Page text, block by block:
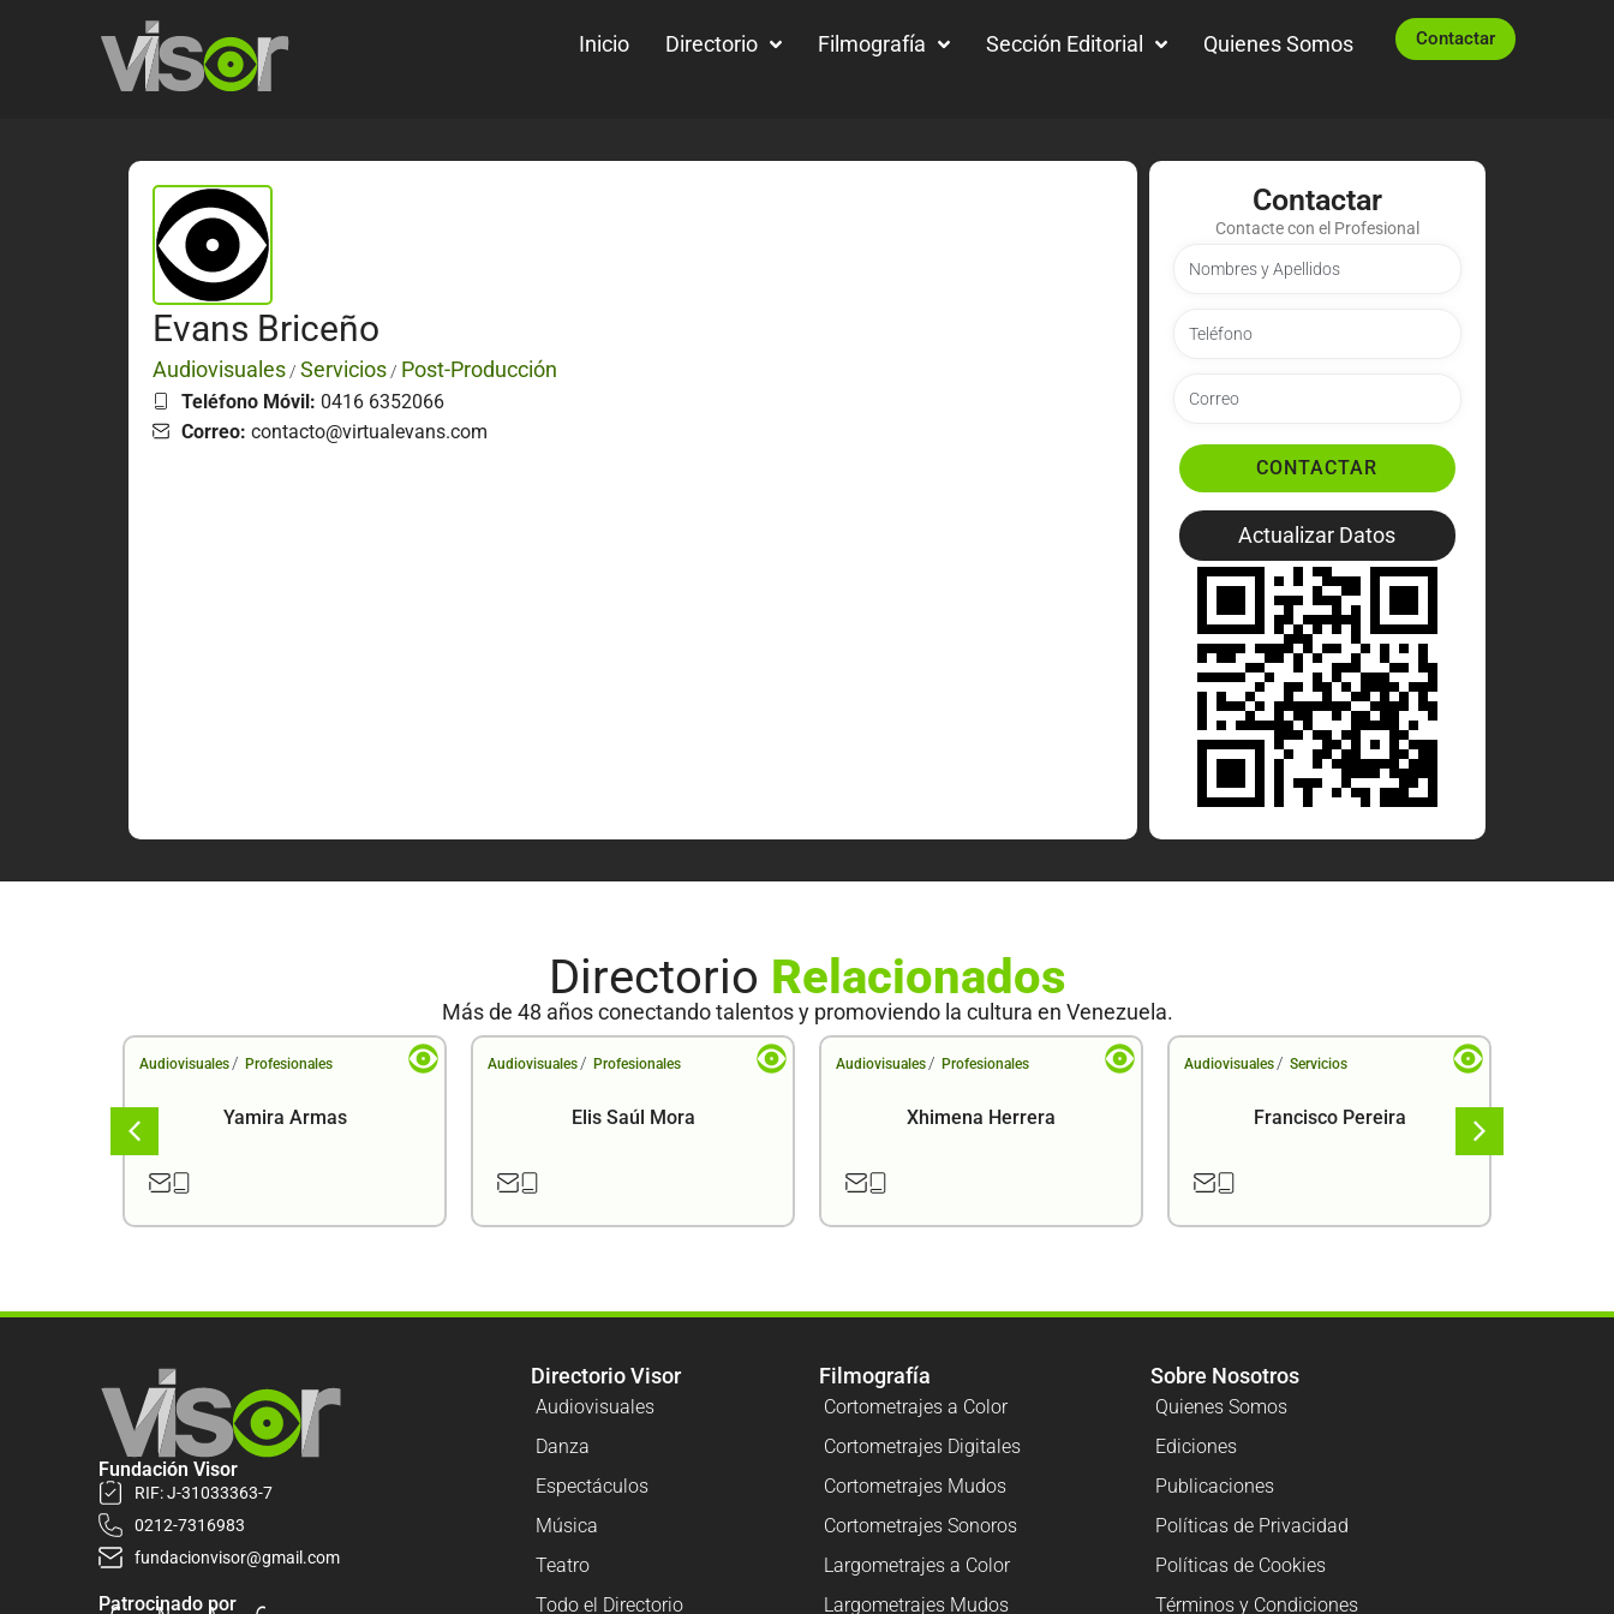
Inicio Directorio Filmografía Sección Editorial Quienes Somos Contactar
Evans Briceño
Audiovisuales / Servicios / Post-Producción
Teléfono Móvil: 0416 6352066
Correo: contacto@virtualevans.com
Contactar
Contacte con el Profesional
CONTACTAR
Actualizar Datos
Directorio Relacionados
Más de 48 años conectando talentos y promoviendo la cultura en Venezuela.
Audiovisuales / Profesionales
Yamira Armas
Audiovisuales / Profesionales
Elis Saúl Mora
Audiovisuales / Profesionales
Xhimena Herrera
Audiovisuales / Servicios
Francisco Pereira
Fundación Visor
RIF: J-31033363-7
0212-7316983
fundacionvisor@gmail.com
Patrocinado por
Directorio Visor
Audiovisuales
Danza
Espectáculos
Música
Teatro
Todo el Directorio
Filmografía
Cortometrajes a Color
Cortometrajes Digitales
Cortometrajes Mudos
Cortometrajes Sonoros
Largometrajes a Color
Largometrajes Mudos
Sobre Nosotros
Quienes Somos
Ediciones
Publicaciones
Políticas de Privacidad
Políticas de Cookies
Términos y Condiciones